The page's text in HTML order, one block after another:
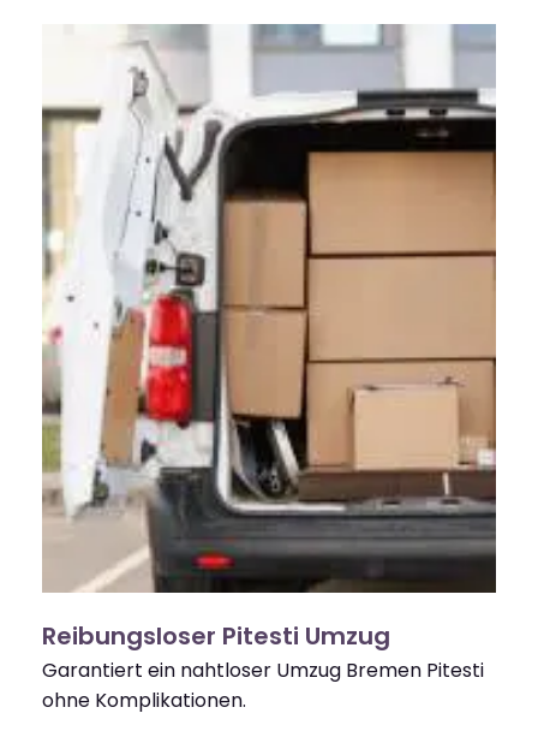
Reibungsloser Pitesti Umzug
Garantiert ein nahtloser Umzug Bremen Pitesti
ohne Komplikationen.